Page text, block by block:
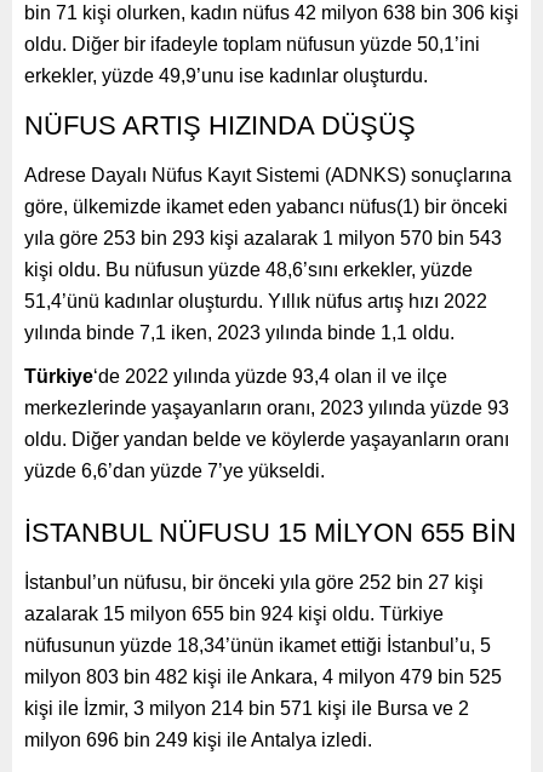
bin 71 kişi olurken, kadın nüfus 42 milyon 638 bin 306 kişi
oldu. Diğer bir ifadeyle toplam nüfusun yüzde 50,1’ini
erkekler, yüzde 49,9’unu ise kadınlar oluşturdu.
NÜFUS ARTIŞ HIZINDA DÜŞÜŞ
Adrese Dayalı Nüfus Kayıt Sistemi (ADNKS) sonuçlarına
göre, ülkemizde ikamet eden yabancı nüfus(1) bir önceki
yıla göre 253 bin 293 kişi azalarak 1 milyon 570 bin 543
kişi oldu. Bu nüfusun yüzde 48,6’sını erkekler, yüzde
51,4’ünü kadınlar oluşturdu. Yıllık nüfus artış hızı 2022
yılında binde 7,1 iken, 2023 yılında binde 1,1 oldu.
Türkiye‘de 2022 yılında yüzde 93,4 olan il ve ilçe
merkezlerinde yaşayanların oranı, 2023 yılında yüzde 93
oldu. Diğer yandan belde ve köylerde yaşayanların oranı
yüzde 6,6’dan yüzde 7’ye yükseldi.
İSTANBUL NÜFUSU 15 MİLYON 655 BİN
İstanbul’un nüfusu, bir önceki yıla göre 252 bin 27 kişi
azalarak 15 milyon 655 bin 924 kişi oldu. Türkiye
nüfusunun yüzde 18,34’ünün ikamet ettiği İstanbul’u, 5
milyon 803 bin 482 kişi ile Ankara, 4 milyon 479 bin 525
kişi ile İzmir, 3 milyon 214 bin 571 kişi ile Bursa ve 2
milyon 696 bin 249 kişi ile Antalya izledi.